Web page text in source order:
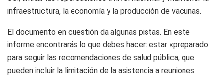
infraestructura, la economía y la producción de vacunas.
El documento en cuestión da algunas pistas. En este
informe encontrarás lo que debes hacer: estar «preparado
para seguir las recomendaciones de salud pública, que
pueden incluir la limitación de la asistencia a reuniones